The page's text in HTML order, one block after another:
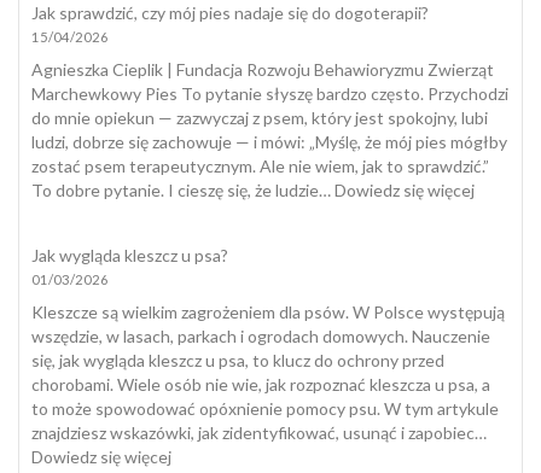
Jak sprawdzić, czy mój pies nadaje się do dogoterapii?
15/04/2026
Agnieszka Cieplik | Fundacja Rozwoju Behawioryzmu Zwierząt
Marchewkowy Pies To pytanie słyszę bardzo często. Przychodzi
do mnie opiekun — zazwyczaj z psem, który jest spokojny, lubi
ludzi, dobrze się zachowuje — i mówi: „Myślę, że mój pies mógłby
zostać psem terapeutycznym. Ale nie wiem, jak to sprawdzić.”
To dobre pytanie. I cieszę się, że ludzie…Dowiedz się więcej:
pies
nadaje
do
Jak wygląda kleszcz u psa?
01/03/2026
Kleszcze są wielkim zagrożeniem dla psów. W Polsce występują
wszędzie, w lasach, parkach i ogrodach domowych. Nauczenie
się, jak wygląda kleszcz u psa, to klucz do ochrony przed
chorobami. Wiele osób nie wie, jak rozpoznać kleszcza u psa, a
to może spowodować opóxnienie pomocy psu. W tym artykule
znajdziesz wskazówki, jak zidentyfikować, usunąć i zapobiec…
Dowiedz się więcej: